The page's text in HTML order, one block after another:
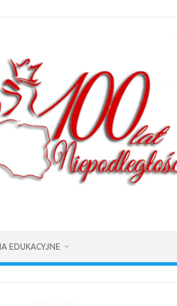
EDUKACYJNE